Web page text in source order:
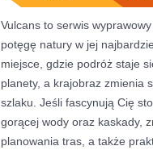
Vulcans to serwis
potęgę natury w jej
miejsce, gdzie podróż staje
planety, a krajobraz zmienia
szlaku. Jeśli fascynują Cię
gorącej wody oraz kaskady,
planowania tras, a także